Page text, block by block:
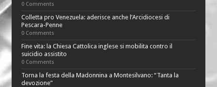
0 Comments
Colletta pro Venezuela: aderisce anche l’Arcidiocesi di
Pescara-Penne
0 Comments
Fine vita: la Chiesa Cattolica inglese si mobilita contro il
suicidio assistito
0 Comments
Torna la festa della Madonnina a Montesilvano: “Tanta la
devozione”